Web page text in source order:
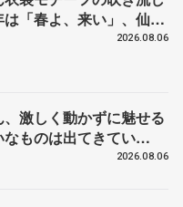
「春よ、来い」、仙台
2026.08.06
激しく動かずに魅せる
なものは出てきてい
ん〟と慕うレジェンド
2026.08.06